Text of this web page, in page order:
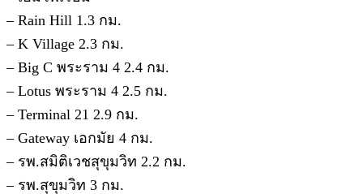
– Rain Hill 1.3 กม.
– K Village 2.3 กม.
– Big C พระราม 4 2.4 กม.
– Lotus พระราม 4 2.5 กม.
– Terminal 21 2.9 กม.
– Gateway เอกมัย 4 กม.
– รพ.สมิติเวชสุขุมวิท 2.2 กม.
– รพ.สุขุมวิท 3 กม.